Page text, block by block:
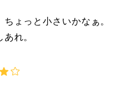
ょっと小さいかなぁ。
れ。